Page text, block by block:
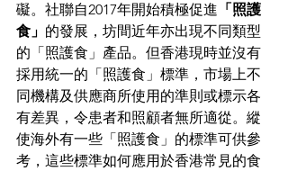
礙。社聯自2017年開始積極促進 「照護
食」 的發展，坊間近年亦出現不同類型
的「照護食」產品。但香港現時並沒有
採用統一的「照護食」標準，市場上不
同機構及供應商所使用的準則或標示各
有差異，令患者和照顧者無所適從。縱
使海外有一些「照護食」的標準可供參
考，這些標準如何應用於香港常見的食